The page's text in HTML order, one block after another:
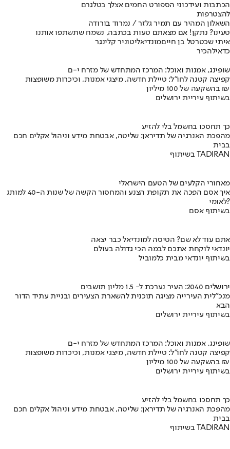
הכתבות ועידכוני הספורט החמים אצלך בטלגרם
להצטרפות
השאלון המהיר עם תמיר גלזר / נמרוד בורודה
טעינו? נתקן! אם מצאתם טעות בכתבה, נשמח שתשתפו אותנו
איתי שכטרטל בן חייםמונדיאליטוניר קלינגר
כדאילהכיר
שופינג, אמנות ואוכל: המרכז המתחדש של מזרח י-ם
קפיצה קטנה לחו"ל: טיילת חדשה, מיצגי אמנות, וכיכרות משופצות
בהשקעה של 100 מיליון ₪
בשיתוף עיריית ירושלים
כך תחסכו בחשמל בלי להזיע
מהפכת האנרגיה של תדיראן: שליטה, אבטחת מידע וניהול אקלים חכם
בבית
בשיתוף TADIRAN
מאחורי הקלעים של הטעם הישראלי
איך אסם הפכה את תקופת הצנע והמחסור הקשה של שנות ה-40 למותג
לאומי?
בשיתוף אסם
אתם עוד לא שם? הטיסה למונדיאל כבר יצאה
יונדאי לוקחת אתכם לבמה הכי גדולה בעולם
בשיתוף יונדאי מבית כלמוביל
ירושלים 2040: העיר נערכת ל- 1.5 מליון תושבים
מנכ"לית העירייה מציגה תוכנית להשארת הצעירים ובניית עתיד הדור
הבא
בשיתוף עיריית ירושלים
שופינג, אמנות ואוכל: המרכז המתחדש של מזרח י-ם
קפיצה קטנה לחו"ל: טיילת חדשה, מיצגי אמנות, וכיכרות משופצות
בהשקעה של 100 מיליון ₪
בשיתוף עיריית ירושלים
כך תחסכו בחשמל בלי להזיע
מהפכת האנרגיה של תדיראן: שליטה, אבטחת מידע וניהול אקלים חכם
בבית
בשיתוף TADIRAN